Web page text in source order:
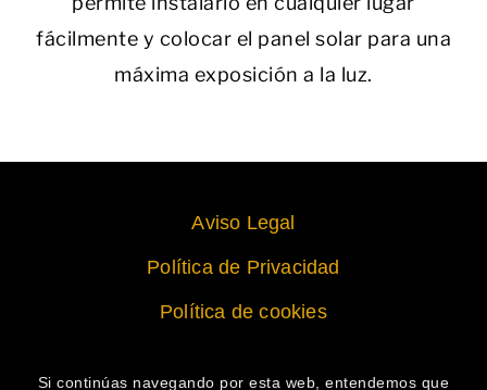
fácilmente y colocar el panel solar para una
máxima exposición a la luz.
Aviso Legal
Política de Privacidad
Política de cookies
Si continúas navegando por esta web, entendemos que